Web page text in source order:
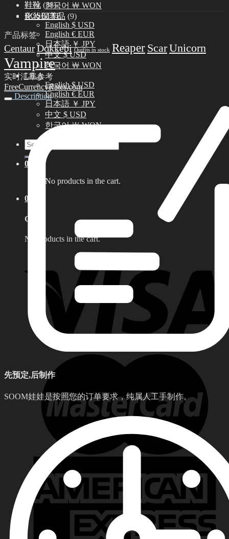
한국어 ￦ WON
ROSETTE
English $ USD
English € EUR
日本語 ￥ JPY
中文 $ USD
한국어 ￦ WON
LILA
English $ USD
English € EUR
日本語 ￥ JPY
中文 $ USD
한국어 ￦ WON
Search
for:
0
No products in the cart.
0
Cart
No products in the cart.
鞋靴 (38)
化妆保养品 (9)
产品标签
CentaurDokkebi Outfits in stock Reaper ScarUnicorn
Vampire
实时汇率参考
FreeCurrencyRates.com
Description
先预定,后制作
SOOM娃娃是按照您的订单要求，纯属人工手制作。